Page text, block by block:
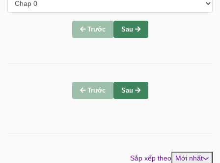
Trước Sau
Trước Sau
Sắp xếp theo Mới nhất